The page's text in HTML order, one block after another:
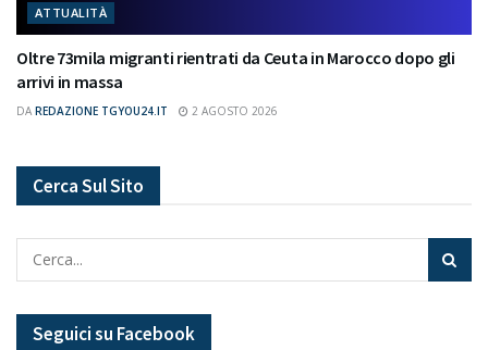
ATTUALITÀ
Oltre 73mila migranti rientrati da Ceuta in Marocco dopo gli
arrivi in massa
DA REDAZIONE TGYOU24.IT 2 AGOSTO 2026
Cerca Sul Sito
Seguici su Facebook